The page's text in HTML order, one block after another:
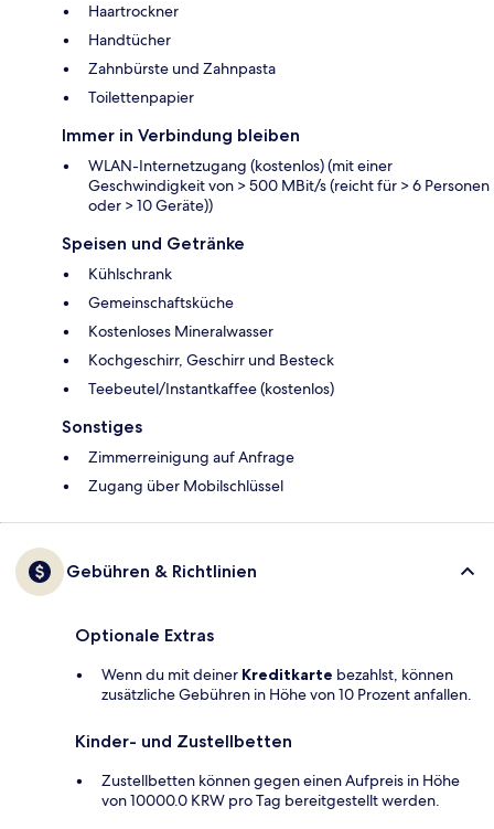
Haartrockner
Handtücher
Zahnbürste und Zahnpasta
Toilettenpapier
Immer in Verbindung bleiben
WLAN-Internetzugang (kostenlos) (mit einer
Geschwindigkeit von > 500 MBit/s (reicht für > 6 Personen
oder > 10 Geräte))
Speisen und Getränke
Kühlschrank
Gemeinschaftsküche
Kostenloses Mineralwasser
Kochgeschirr, Geschirr und Besteck
Teebeutel/Instantkaffee (kostenlos)
Sonstiges
Zimmerreinigung auf Anfrage
Zugang über Mobilschlüssel
Gebühren & Richtlinien
Optionale Extras
Wenn du mit deiner Kreditkarte bezahlst, können
zusätzliche Gebühren in Höhe von 10 Prozent anfallen.
Kinder- und Zustellbetten
Zustellbetten können gegen einen Aufpreis in Höhe
von 10000.0 KRW pro Tag bereitgestellt werden.